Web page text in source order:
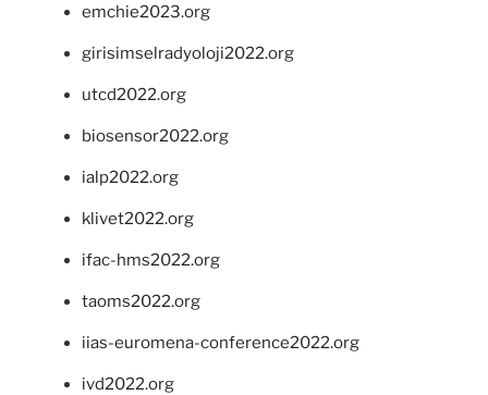
emchie2023.org
girisimselradyoloji2022.org
utcd2022.org
biosensor2022.org
ialp2022.org
klivet2022.org
ifac-hms2022.org
taoms2022.org
iias-euromena-conference2022.org
ivd2022.org